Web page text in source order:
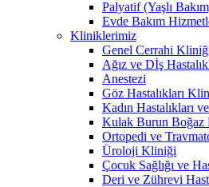
Palyatif (Yaşlı
Evde Bakım
Kliniklerimiz
Genel Cerrahi
Ağız ve Dİş
Anestezi
Göz Hastalıkları
Kadın Hastalıkları
Kulak Burun Boğaz
Ortopedi ve
Üroloji Kliniği
Çocuk Sağlığı ve
Deri ve Zührevi